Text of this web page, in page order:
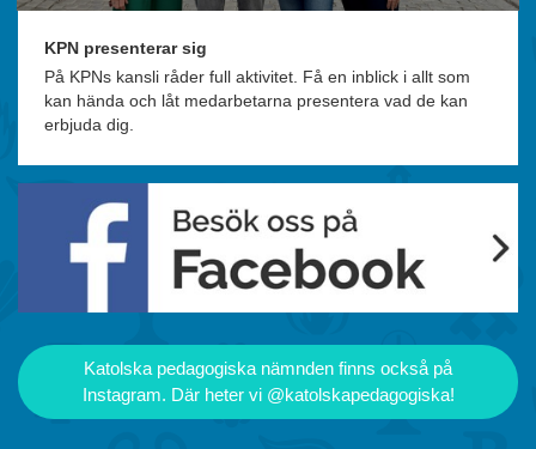
KPN presenterar sig
På KPNs kansli råder full aktivitet. Få en inblick i allt som
kan hända och låt medarbetarna presentera vad de kan
erbjuda dig.
Katolska pedagogiska nämnden finns också på
Instagram. Där heter vi @katolskapedagogiska!